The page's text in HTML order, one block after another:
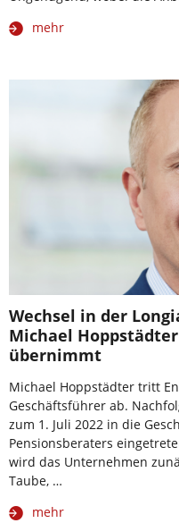
mehr
Wechsel in der
Michael
übernimmt
Michael Hoppstädter tritt
Geschäftsführer ab.
zum 1. Juli 2022 in die
Pensionsberaters
wird das Unternehmen
Taube, …
mehr